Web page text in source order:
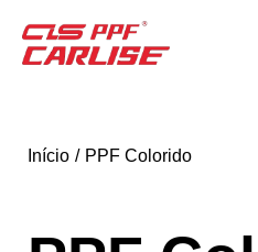
Início PPF Colorido